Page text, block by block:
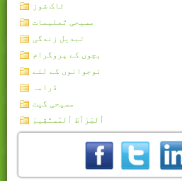
ٹاک شوز
مسیحی تَعلیمات
تبدیل زندگی
بچوں کے پروگرام
نوجوانوں کے لئے
ڈرامہ
مسیحی گیت
اُلصِّرَٲطَ اُلمُستَقِيمَ